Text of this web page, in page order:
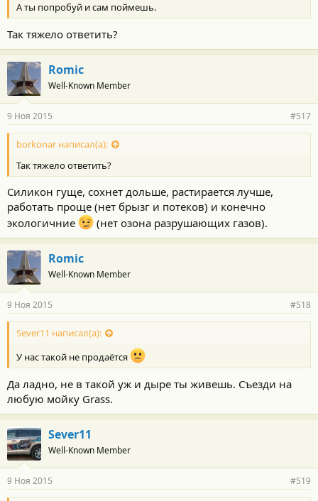
А ты попробуй и сам поймешь.
Так тяжело ответить?
Romic
Well-Known Member
9 Ноя 2015 #517
borkonar написал(а):
Так тяжело ответить?
Силикон гуще, сохнет дольше, растирается лучше,
работать проще (нет брызг и потеков) и конечно
экологичние
(нет озона разрушающих газов).
Romic
Well-Known Member
9 Ноя 2015 #518
Sever11 написал(а):
У нас такой не продаётся
Да ладно, не в такой уж и дыре ты живешь. Съезди на
любую мойку Grass.
Sever11
Well-Known Member
9 Ноя 2015 #519